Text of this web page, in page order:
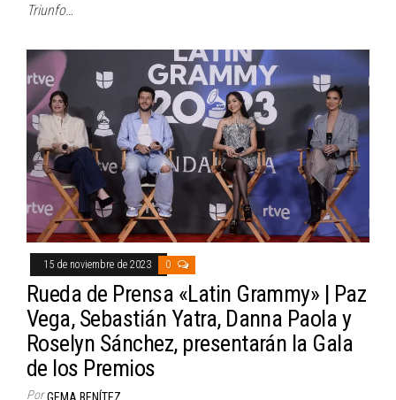
Triunfo…
15 de noviembre de 2023 0
Rueda de Prensa «Latin Grammy» | Paz
Vega, Sebastián Yatra, Danna Paola y
Roselyn Sánchez, presentarán la Gala
de los Premios
Por